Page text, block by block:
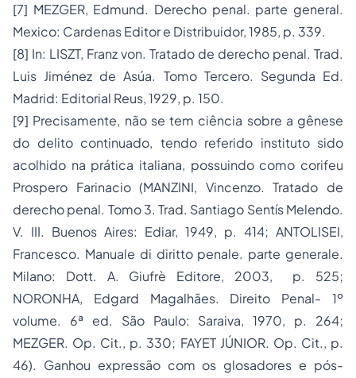
[7] MEZGER, Edmund. Derecho penal. parte general.
Mexico: Cardenas Editor e Distribuidor, 1985, p. 339.
[8] In: LISZT, Franz von. Tratado de derecho penal. Trad.
Luis Jiménez de Asúa. Tomo Tercero. Segunda Ed.
Madrid: Editorial Reus, 1929, p. 150.
[9] Precisamente, não se tem ciência sobre a gênese
do delito continuado, tendo referido instituto sido
acolhido na prática italiana, possuindo como corifeu
Prospero Farinacio (MANZINI, Vincenzo.Tratado de
derecho penal. Tomo 3. Trad. Santiago Sentís Melendo.
V. III. Buenos Aires: Ediar, 1949, p. 414; ANTOLISEI,
Francesco. Manuale di diritto penale. parte generale.
Milano: Dott. A. Giufrè Editore, 2003, p. 525;
NORONHA, Edgard Magalhães. Direito Penal- 1º
volume. 6ª ed. São Paulo: Saraiva, 1970, p. 264;
MEZGER. Op. Cit., p. 330; FAYET JÚNIOR. Op. Cit., p.
46). Ganhou expressão com os glosadores e pós-